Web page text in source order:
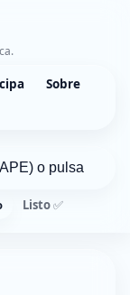
Sobre
Listo ✅